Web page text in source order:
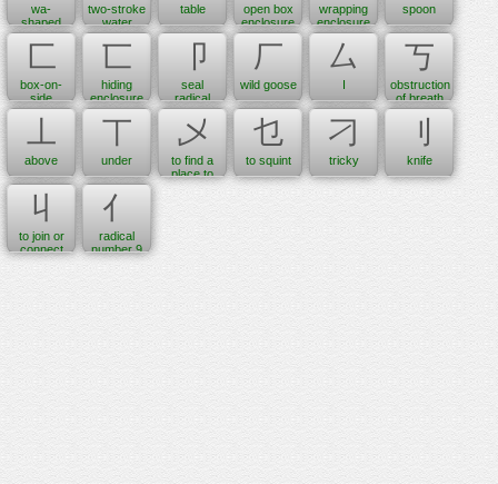
wa-
shaped
crown
radical
two-stroke
water
radical or
ice radical
table
open box
enclosure
wrapping
enclosure
spoon
匚
box-on-
side
enclosure
匸
hiding
enclosure
radical
(no. 23)
卩
seal
radical
(no. 26)
厂
wild goose
厶
I
丂
obstruction
of breath
(qi) as it
seeks
release
above
丅
under
乄
to find a
place to
dwell
乜
to squint
刁
tricky
刂
knife
丩
to join or
connect
the vine
亻
radical
number 9